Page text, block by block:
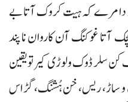
دا مرے کہ ہیت کروک آتا بے
غوکنگ آن کاروان نا پند
سلر ڈوک و لوڑی کیر تو یقین
و ساڑ، ریس، خن ہُشنگ، گڑاس